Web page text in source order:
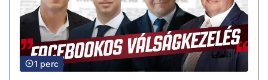
1 perc